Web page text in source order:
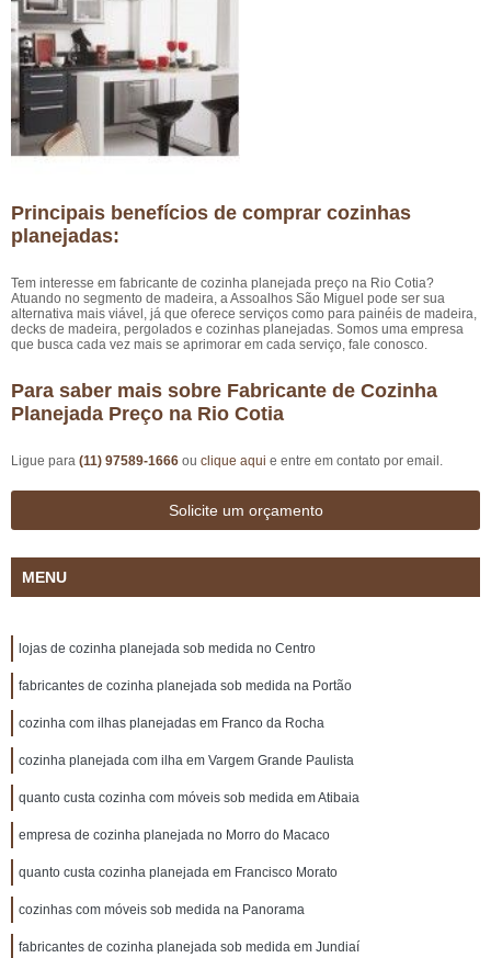
Principais benefícios de comprar cozinhas
planejadas:
Tem interesse em fabricante de cozinha planejada preço na Rio Cotia?
Atuando no segmento de madeira, a Assoalhos São Miguel pode ser sua
alternativa mais viável, já que oferece serviços como para painéis de madeira,
decks de madeira, pergolados e cozinhas planejadas. Somos uma empresa
que busca cada vez mais se aprimorar em cada serviço, fale conosco.
Para saber mais sobre Fabricante de Cozinha
Planejada Preço na Rio Cotia
Ligue para (11) 97589-1666 ou clique aqui e entre em contato por email.
Solicite um orçamento
MENU
lojas de cozinha planejada sob medida no Centro
fabricantes de cozinha planejada sob medida na Portão
cozinha com ilhas planejadas em Franco da Rocha
cozinha planejada com ilha em Vargem Grande Paulista
quanto custa cozinha com móveis sob medida em Atibaia
empresa de cozinha planejada no Morro do Macaco
quanto custa cozinha planejada em Francisco Morato
cozinhas com móveis sob medida na Panorama
fabricantes de cozinha planejada sob medida em Jundiaí